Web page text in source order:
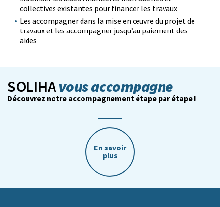
collectives existantes pour financer les travaux
Les accompagner dans la mise en œuvre du projet de
travaux et les accompagner jusqu’au paiement des
aides
SOLIHAvous accompagne
Découvrez notre accompagnement étape par étape !
En savoir
plus